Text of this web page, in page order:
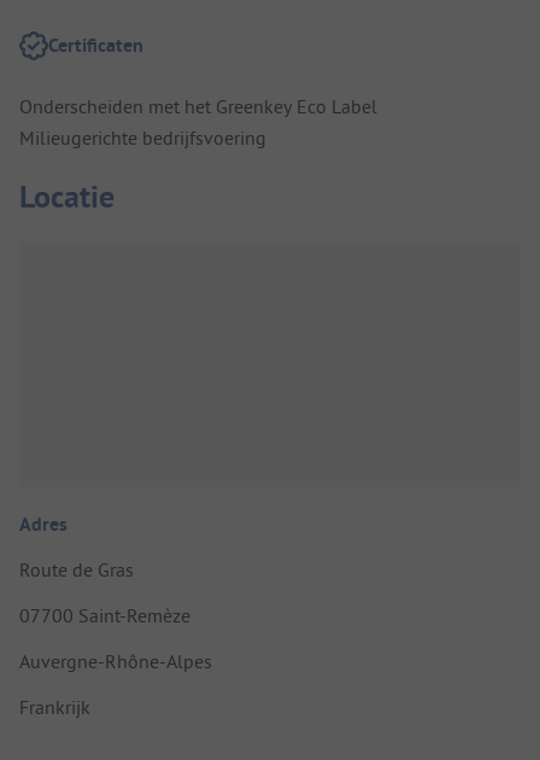
Certificaten
Onderscheiden met het Greenkey Eco Label
Milieugerichte bedrijfsvoering
Locatie
Adres
Route de Gras
07700 Saint-Remèze
Auvergne-Rhône-Alpes
Frankrijk